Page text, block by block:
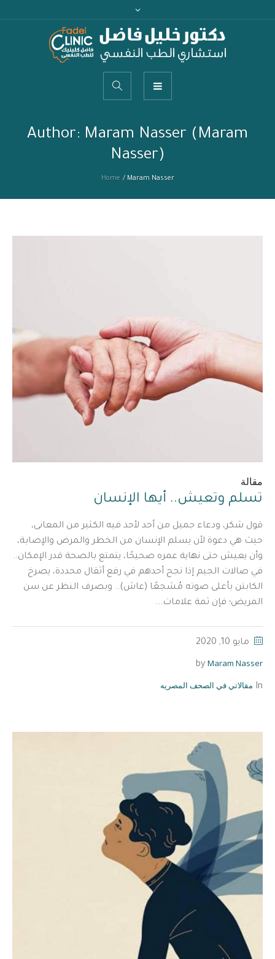
Author: Maram Nasser (Maram
Nasser)
Home / Maram Nasser
مقالة
تسلم وتعيش.. أيها الإنسان
قول شكر، ودعاء جميل من أحد لأحد فيه الكثير من المعانى،
حيث هي دعوة لأن يسلم الإنسان من الخطر والمرض والإصابة،
وأن يعيش حتى نهاية عمره صحيحًا، يتمتع بالصحة قدر الإمكان..
في صالات الجيم إذا نجح أحدهم في رفع أثقال محددة، يصرخ
الكابتن بأعلى صوته مُشجعًا (عاش).. وبصرف النظر عن سن
المريض؛ فإن ثمة علامات...
مايو 10, 2020
by Maram Nasser
In مقالاتي في الصحف المصريه